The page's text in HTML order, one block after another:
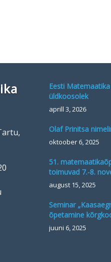
Eesti
üldkoosolek
aprill 3, 2026
Olaf Prinitsa
oktoober 6, 2025
51.
toimuvad 7.-8.
august 15, 2025
Seminar
õpetamine
juuni 6, 2025